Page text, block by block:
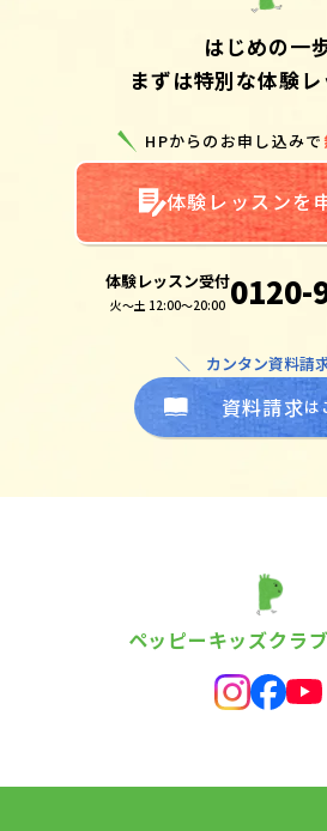
はじめの一
まずは特別な体験レ
HPからのお申し込みで
体験レッスンを
体験レッスン受付
火～土 12:00～20:00 0120-
＼ カンタン資料請
資料請求は
ペッピーキッズクラ